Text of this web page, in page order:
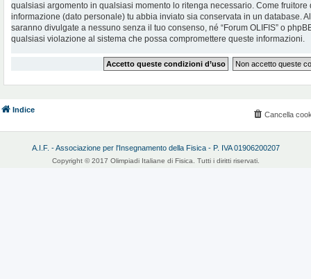
qualsiasi argomento in qualsiasi momento lo ritenga necessario. Come
informazione (dato personale) tu abbia inviato sia conservata in un database.
saranno divulgate a nessuno senza il tuo consenso, né “Forum OLIFIS” o
qualsiasi violazione al sistema che possa compromettere queste informazioni.
Indice
Cancella
A.I.F. - Associazione per l'Insegnamento della Fisica - P. IVA 01906200207
Copyright © 2017 Olimpiadi Italiane di Fisica. Tutti i diritti riservati.